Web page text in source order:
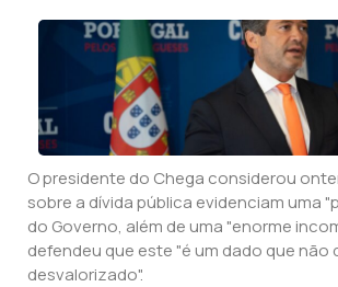
O presidente do Chega considerou
sobre a dívida pública evidenciam uma
do Governo, além de uma "enorme
defendeu que este "é um dado que não
desvalorizado".